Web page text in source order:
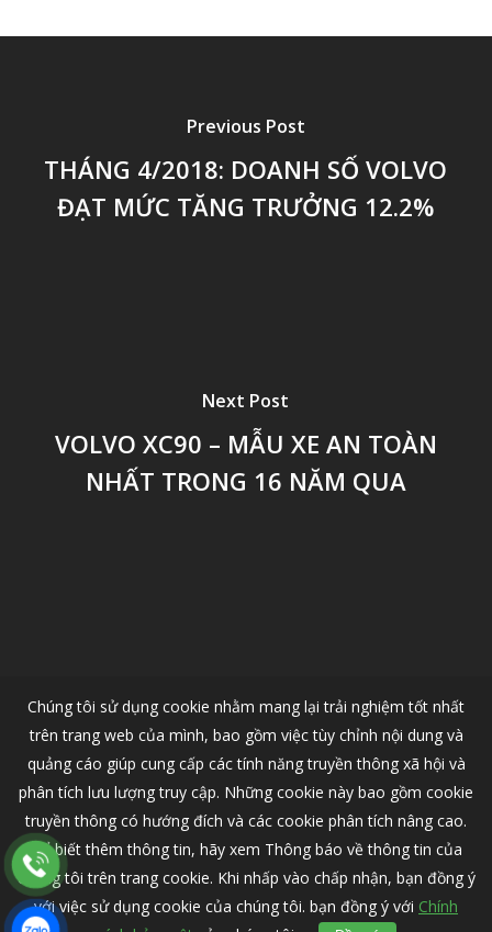
Previous Post
THÁNG 4/2018: DOANH SỐ VOLVO
ĐẠT MỨC TĂNG TRƯỞNG 12.2%
Next Post
VOLVO XC90 – MẪU XE AN TOÀN
NHẤT TRONG 16 NĂM QUA
© 2026 VOLVO CAR HANOI - Nhà Phân Phối Ô Tô Volvo Chính Thức
Tại Việt Nam.
Chúng tôi sử dụng cookie nhằm mang lại trải nghiệm tốt nhất
trên trang web của mình, bao gồm việc tùy chỉnh nội dung và
quảng cáo giúp cung cấp các tính năng truyền thông xã hội và
phân tích lưu lượng truy cập. Những cookie này bao gồm cookie
truyền thông có hướng đích và các cookie phân tích nâng cao.
Để biết thêm thông tin, hãy xem Thông báo về thông tin của
chúng tôi trên trang cookie. Khi nhấp vào chấp nhận, bạn đồng ý
với việc sử dụng cookie của chúng tôi. bạn đồng ý với Chính